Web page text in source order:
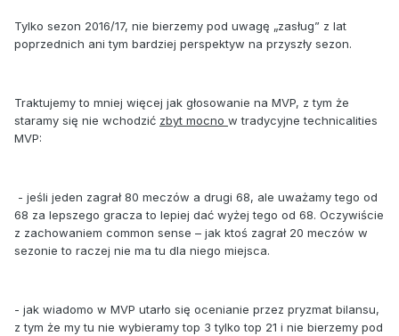
Tylko sezon 2016/17, nie bierzemy pod uwagę „zasług” z lat
poprzednich ani tym bardziej perspektyw na przyszły sezon.
Traktujemy to mniej więcej jak głosowanie na MVP, z tym że
staramy się nie wchodzić zbyt mocno w tradycyjne technicalities
MVP:
- jeśli jeden zagrał 80 meczów a drugi 68, ale uważamy tego od
68 za lepszego gracza to lepiej dać wyżej tego od 68. Oczywiście
z zachowaniem common sense – jak ktoś zagrał 20 meczów w
sezonie to raczej nie ma tu dla niego miejsca.
- jak wiadomo w MVP utarło się ocenianie przez pryzmat bilansu,
z tym że my tu nie wybieramy top 3 tylko top 21 i nie bierzemy pod